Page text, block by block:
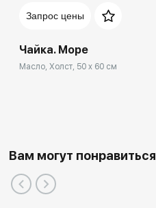
Запрос цены
Чайка. Море
Масло, Холст, 50 x 60 см
Вам могут понравиться